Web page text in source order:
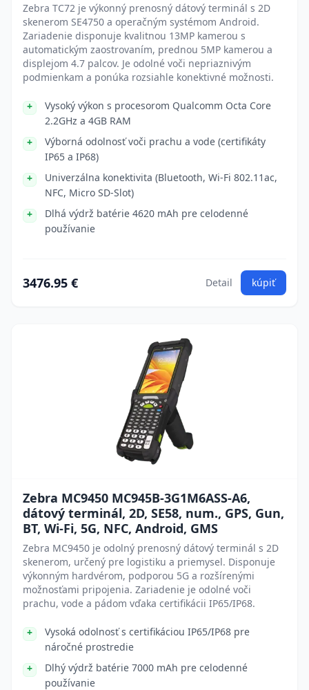
Zebra TC72 je výkonný prenosný dátový terminál s 2D
skenerom SE4750 a operačným systémom Android.
Zariadenie disponuje kvalitnou 13MP kamerou s
automatickým zaostrovaním, prednou 5MP kamerou a
displejom 4.7 palcov. Je odolné voči nepriaznivým
podmienkam a ponúka rozsiahle konektivné možnosti.
Vysoký výkon s procesorom Qualcomm Octa Core
2.2GHz a 4GB RAM
Výborná odolnosť voči prachu a vode (certifikáty
IP65 a IP68)
Univerzálna konektivita (Bluetooth, Wi-Fi 802.11ac,
NFC, Micro SD-Slot)
Dlhá výdrž batérie 4620 mAh pre celodenné
používanie
3476.95 € Detail kúpiť
Zebra MC9450 MC945B-3G1M6ASS-A6,
dátový terminál, 2D, SE58, num., GPS, Gun,
BT, Wi-Fi, 5G, NFC, Android, GMS
Zebra MC9450 je odolný prenosný dátový terminál s 2D
skenerom, určený pre logistiku a priemysel. Disponuje
výkonným hardvérom, podporou 5G a rozšírenými
možnosťami pripojenia. Zariadenie je odolné voči
prachu, vode a pádom vďaka certifikácii IP65/IP68.
Vysoká odolnosť s certifikáciou IP65/IP68 pre
náročné prostredie
Dlhý výdrž batérie 7000 mAh pre celodenné
používanie